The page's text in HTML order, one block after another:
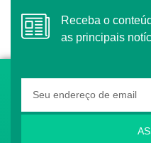
Receba o conteúdo semanal do Conass com
as principais